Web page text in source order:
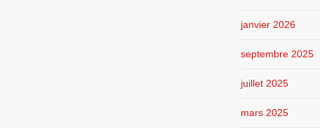
janvier 2026
septembre 2025
juillet 2025
mars 2025